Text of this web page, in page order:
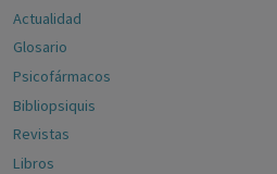
Actualidad
Glosario
Psicofármacos
Bibliopsiquis
Revistas
Libros